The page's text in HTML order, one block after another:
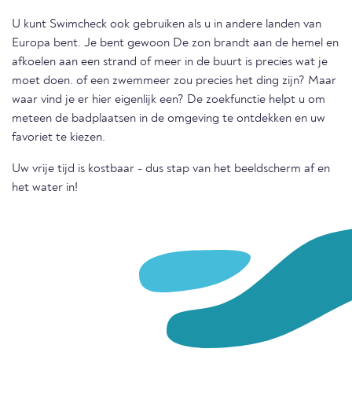
U kunt Swimcheck ook gebruiken als u in andere landen van
Europa bent. Je bent gewoon De zon brandt aan de hemel en
afkoelen aan een strand of meer in de buurt is precies wat je
moet doen. of een zwemmeer zou precies het ding zijn? Maar
waar vind je er hier eigenlijk een? De zoekfunctie helpt u om
meteen de badplaatsen in de omgeving te ontdekken en uw
favoriet te kiezen.
Uw vrije tijd is kostbaar - dus stap van het beeldscherm af en
het water in!